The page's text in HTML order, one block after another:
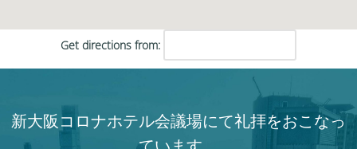
Get directions from:
新大阪コロナホテル会議場にて礼拝をおこなっ